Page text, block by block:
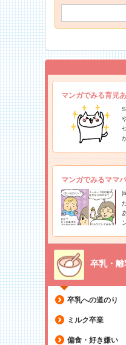
マンガでみる育児
マンガでみるママ
卒乳・
卒乳への道のり
ミルク卒業
偏食・好き嫌い